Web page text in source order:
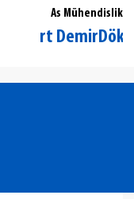
As Mühendislik
DemirDöküm